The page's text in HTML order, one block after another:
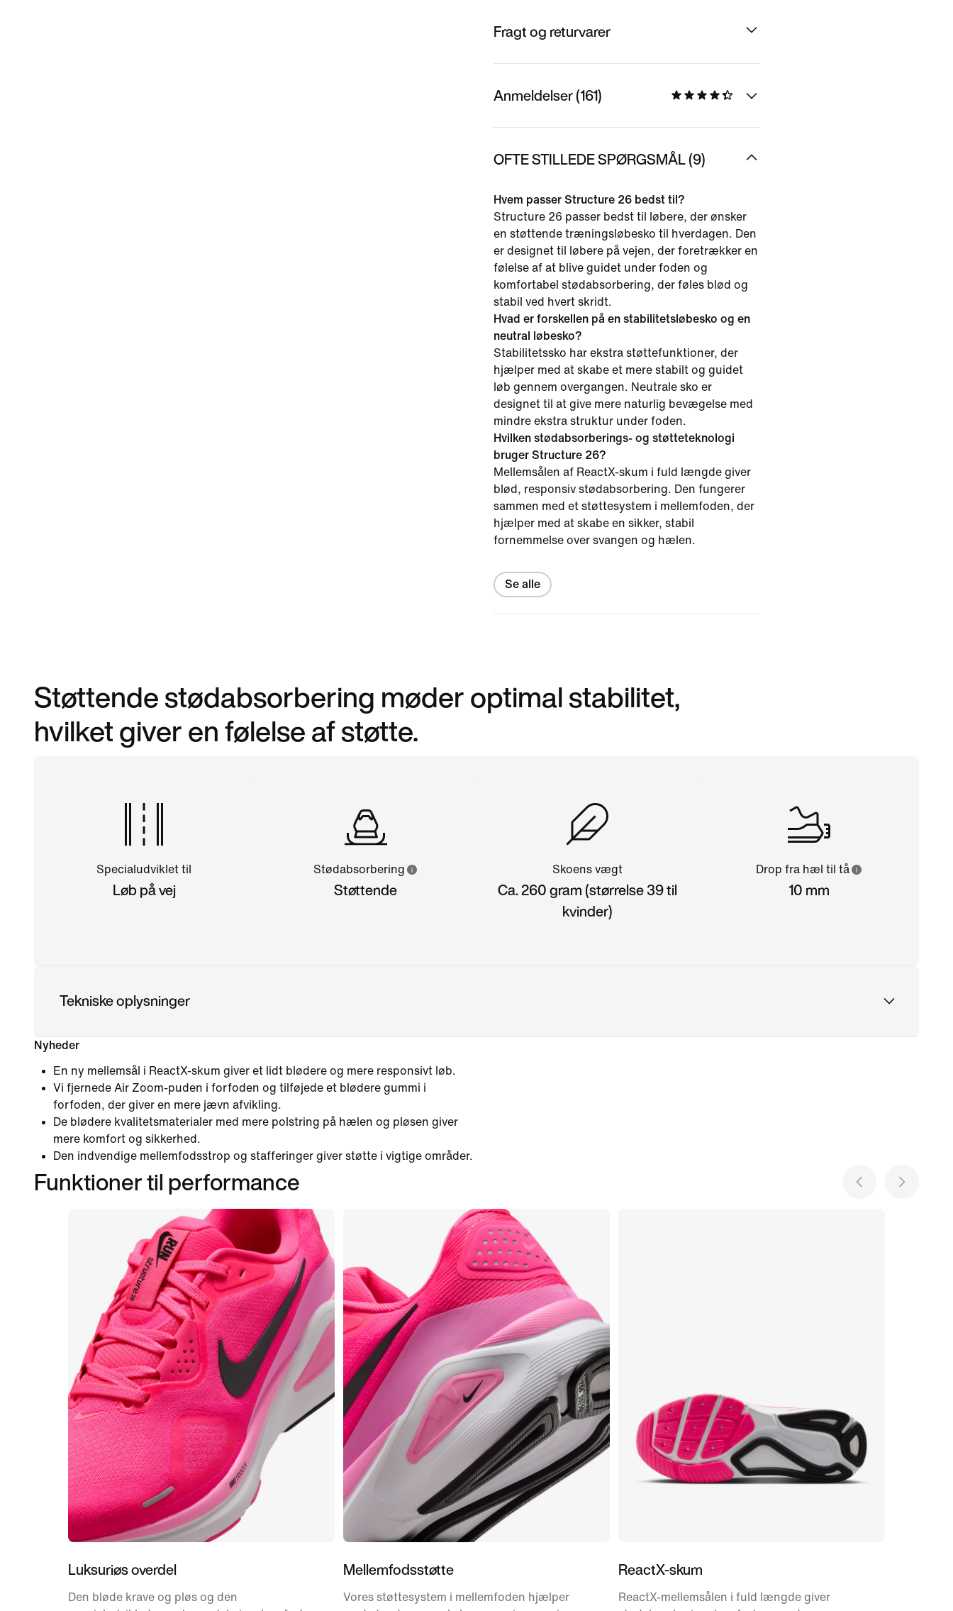
Fragt og returvarer
Anmeldelser (161)
OFTE STILLEDE SPØRGSMÅL (9)
Hvem passer Structure 26 bedst til?
Structure 26 passer bedst til løbere, der ønsker
en støttende træningsløbesko til hverdagen. Den
er designet til løbere på vejen, der foretrækker en
følelse af at blive guidet under foden og
komfortabel stødabsorbering, der føles blød og
stabil ved hvert skridt.
Hvad er forskellen på en stabilitetsløbesko og en
neutral løbesko?
Stabilitetssko har ekstra støttefunktioner, der
hjælper med at skabe et mere stabilt og guidet
løb gennem overgangen. Neutrale sko er
designet til at give mere naturlig bevægelse med
mindre ekstra struktur under foden.
Hvilken stødabsorberings- og støtteteknologi
bruger Structure 26?
Mellemsålen af ReactX-skum i fuld længde giver
blød, responsiv stødabsorbering. Den fungerer
sammen med et støttesystem i mellemfoden, der
hjælper med at skabe en sikker, stabil
fornemmelse over svangen og hælen.
Se alle
Støttende stødabsorbering møder optimal stabilitet,
hvilket giver en følelse af støtte.
Specialudviklet til
Løb på vej
Stødabsorbering
Støttende
Skoens vægt
Ca. 260 gram (størrelse 39 til
kvinder)
Drop fra hæl til tå
10 mm
Tekniske oplysninger
Nyheder
En ny mellemsål i ReactX-skum giver et lidt blødere og mere responsivt løb.
Vi fjernede Air Zoom-puden i forfoden og tilføjede et blødere gummi i
forfoden, der giver en mere jævn afvikling.
De blødere kvalitetsmaterialer med mere polstring på hælen og pløsen giver
mere komfort og sikkerhed.
Den indvendige mellemfodsstrop og stafferinger giver støtte i vigtige områder.
Funktioner til performance
Luksuriøs overdel
Den bløde krave og pløs og den
Mellemfodsstøtte
Vores støttesystem i mellemfoden hjælper
ReactX-skum
ReactX-mellemsålen i fuld længde giver